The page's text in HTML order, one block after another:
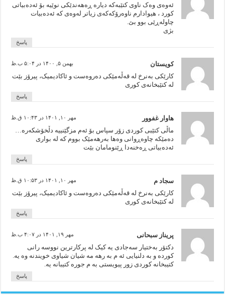
ئەوەی وەک ناوی کتێبەکە دیارە ڕەهەندێکی نوێیە بۆ ئەدەبیاتی
کورد ، هیوادارم ناوەرۆکەکەی زیاتر لەوەی کە ئەدەبیات
چاولەڕێی بوو بێ.
بژی
پاسخ
کویستان بهمن ۵, ۱۴۰۰ در ۵:۰۴ ب.ظ
کارێکی بەنرخ لە قەڵەمێکی دەروەست و ئاکادیمیک، پیرۆز بێت
لە کتێبخانەی کوری
پاسخ
هاوار غفوور مهر ۱۰, ۱۴۰۱ در ۱۰:۴۳ ق.ظ
ماڵی کتێبی کوردی زۆر سپاس بۆ‌‌ ئەم مزگێنییە دڵخۆشکەرە…
دەمێکە چاوەڕوانی وەها بەرهەمێک بووم کە لە بواری
ئەدەبیاتی ڕەخنەدا ڕێنومامان بێت
پاسخ
سجاد م مهر ۱۰, ۱۴۰۱ در ۱۰:۵۳ ق.ظ
کارێکی بەنرخ لە قەڵەمێکی دەروەست و ئاکادیمیک، پیرۆز بێت
لە کتێبخانەی کوری
پاسخ
پریناز سبحانی مهر ۱۹, ۱۴۰۱ در ۴:۰۷ ب.ظ
دکتۆر بەختیار سەجادی یه کیک له پرکارترین نووسه رانی
کورده و به دلنیایی ئه م به رهه مه شیان شیاوی خویندنه وه یه.
کتیبخانه کوردی زور پیویستی به م جوره کتیبانه یه.
پاسخ